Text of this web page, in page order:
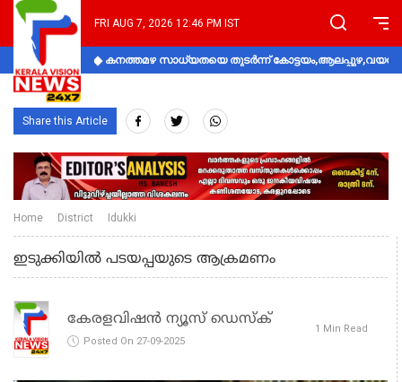
FRI AUG 7, 2026 12:46 PM IST
കനത്തമഴ സാധ്യതയെ തുടർന്ന്
Share this Article
Home District Idukki
ഇടുക്കിയിൽ പടയപ്പയുടെ ആക്രമണം
കേരളവിഷൻ ന്യൂസ് ഡെസ്‌ക്
Posted On 27-09-2025
1 Min Read